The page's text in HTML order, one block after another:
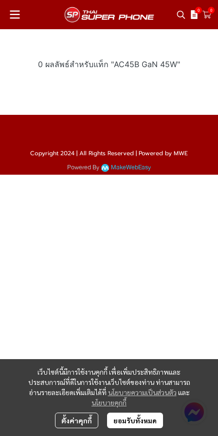
0 0
0 ผลลัพธ์สำหรับแท็ก "AC45B GaN 45W"
เว็บไซต์นี้มีการใช้งานคุกกี้ เพื่อเพิ่มประสิทธิภาพและ
ประสบการณ์ที่ดีในการใช้งานเว็บไซต์ของท่าน ท่านสามารถ
อ่านรายละเอียดเพิ่มเติมได้ที่ นโยบายความเป็นส่วนตัว และ
นโยบายคุกกี้
ตั้งค่าคุกกี้ ยอมรับทั้งหมด
Copyright 2024 | All Rights Reserved | Powered by MWE
Powered By MakeWebEasy